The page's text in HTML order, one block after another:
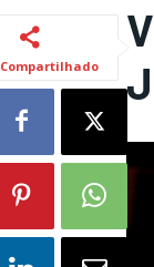
Compartilhado